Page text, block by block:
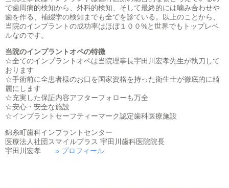
で歯周病的検知から、外科的検知、そして最終的には噛み合わせや
歯を作る、補綴学の検知までも全てを診ている。以上のことから、
当院のインプラントの成功率はほぼ１００%と世界でもトップレベ
ルなのです。
当院のインプラントオペの特徴
☆全てのインプラントオペは当院理事長宇田川宏孝先生が執刀して
おります
☆手術前に全患者様のお口を国家資格を持った衛生士が徹底的に綺
麗にします
☆充実した保証内容アフターフォローも万全
☆安心・安全な施設
☆インプラントセーフティーマーク認定歯科医療施設
錦糸町歯科インプラントセンター
医療法人社団スマイルプラス 宇田川歯科医院院長
宇田川宏孝 » プロフィール